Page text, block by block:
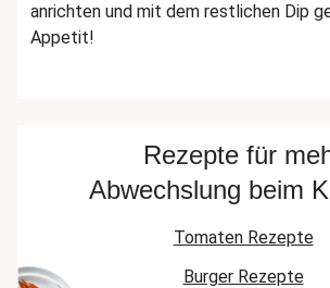
anrichten und mit dem restlichen Dip
Appetit!
Rezepte für
Abwechslung beim
Tomaten Rezepte
Burger Rezepte